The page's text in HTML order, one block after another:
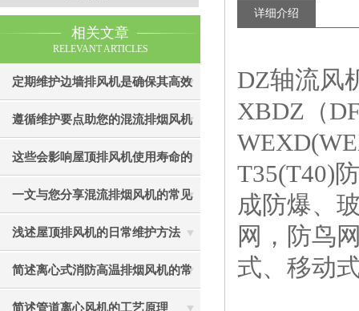
相关文章
RELEVANT ARTICLES
定期维护边墙排风机是确保其高效
通风效果的关键
遵循维护要点助您的混流排烟风机
成为真正“风中卫士”
这些会影响屋顶排风机使用寿命的
因素您知道吗？
一文与您分享混流排烟风机的常见
故障相应解决方法
浅述屋顶排风机的日常维护方法
简述离心式消防高温排烟风机的常
见故障相应解决方法
简述管道离心风机的工艺原理
详细介绍
DZ轴流风
XBDZ（
T35(T40)
成防爆、
网，防鸟
式、移动